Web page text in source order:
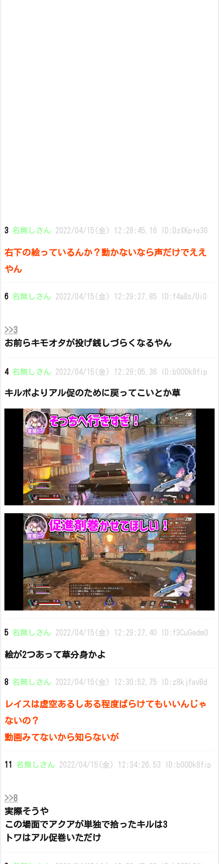
3 名無しさん 2022/04/15(金) 12:28:45.16 ID:DzXKp+o30
右下の絵っているんか？動かないなら声だけでええ
やん
6 名無しさん 2022/04/15(金) 12:29:27.85 ID:f4a8s/Ui0
>>3
お前らキモオタが投げ銭しづらくなるやん
4 名無しさん 2022/04/15(金) 12:29:05.36 ID:b0ODk8fip
キルポよりアル促のために戻ってこいとか草
5 名無しさん 2022/04/15(金) 12:29:27.40 ID:f3CuGedm0
絵が2つあって草分身かよ
8 名無しさん 2022/04/15(金) 12:30:52.75 ID:z8kjfavBd
レイスは虚空あるしある程度ばらけてもいいんじゃ
ないの？
動画みてないから知らないが
11 名無しさん 2022/04/15(金) 12:34:26.53 ID:b0ODk8fip
>>8
実際そうや
この場面でアクアが単独で拾ったキルは3
トワはアル促巻いただけ